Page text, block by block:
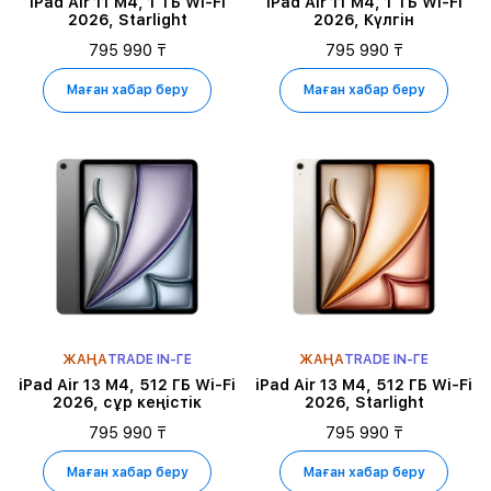
2026, Starlight
795 990 ₸
Маған хабар беру
2026, Күлгін
795 990 ₸
Маған хабар беру
ЖАҢАTRADE IN-ГЕ
iPad Air 13 M4, 512 ГБ Wi-Fi
2026, сұр кеңістік
795 990 ₸
Маған хабар беру
ЖАҢАTRADE IN-ГЕ
iPad Air 13 M4, 512 ГБ Wi-Fi
2026, Starlight
795 990 ₸
Маған хабар беру